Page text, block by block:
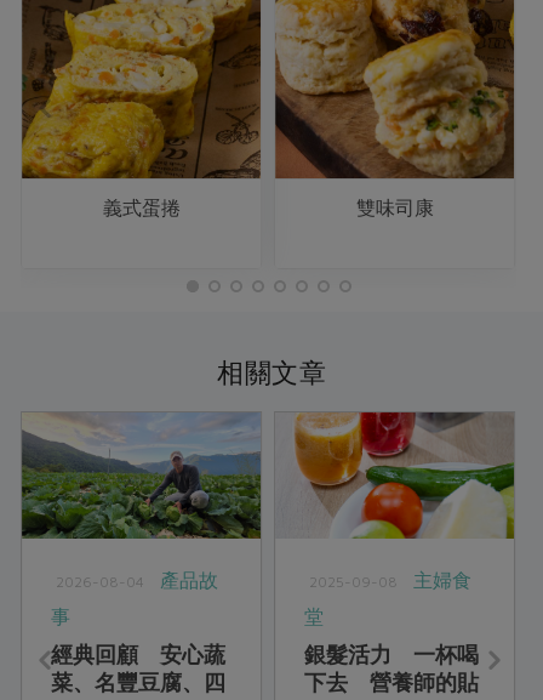
義式蛋捲 雙味司康
相關文章
2026-08-04
產品故
事
經典回顧 安心蔬
菜、名豐豆腐、四
2025-09-08
主婦食
堂
銀髮活力 一杯喝
下去 營養師的貼